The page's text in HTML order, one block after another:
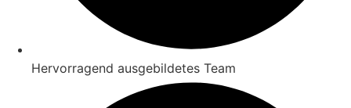
Hervorragend ausgebildetes Team